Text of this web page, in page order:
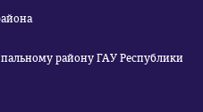
району ГАУ Республики